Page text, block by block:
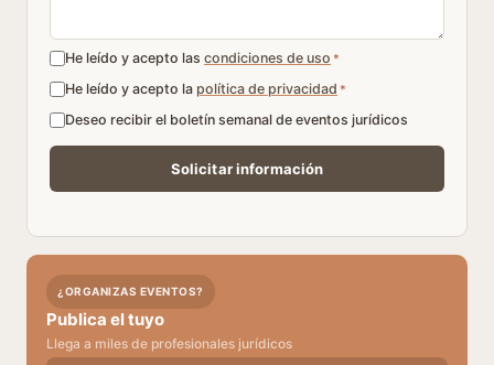
He leído y acepto las condiciones de uso *
He leído y acepto la política de privacidad *
Deseo recibir el boletín semanal de eventos jurídicos
¿ORGANIZAS EVENTOS?
Publica el tuyo
Llega a miles de profesionales jurídicos